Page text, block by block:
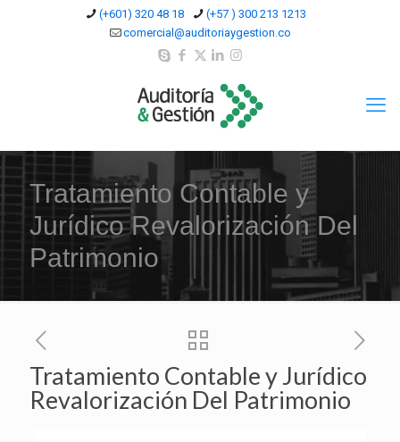
(+601) 320 48 18
(+57 ) 300 213 1213
comercial@auditoriaygestion.co
Tratamiento Contable y
Jurídico Revalorización Del
Patrimonio
Tratamiento Contable y Jurídico
Revalorización Del Patrimonio